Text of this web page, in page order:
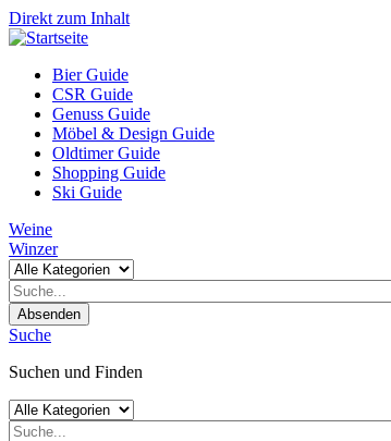
Direkt zum Inhalt
Bier Guide
CSR Guide
Genuss Guide
Möbel & Design Guide
Oldtimer Guide
Shopping Guide
Ski Guide
Weine
Winzer
Absenden
Suche
Suchen und Finden